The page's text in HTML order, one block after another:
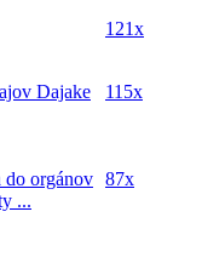
121x
Dajake
115x
do orgánov
...
87x